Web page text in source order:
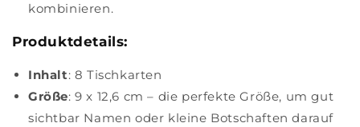
kombinieren.
Produktdetails:
Inhalt: 8 Tischkarten
Größe: 9 x 12,6 cm – die perfekte Größe, um gut
sichtbar Namen oder kleine Botschaften darauf